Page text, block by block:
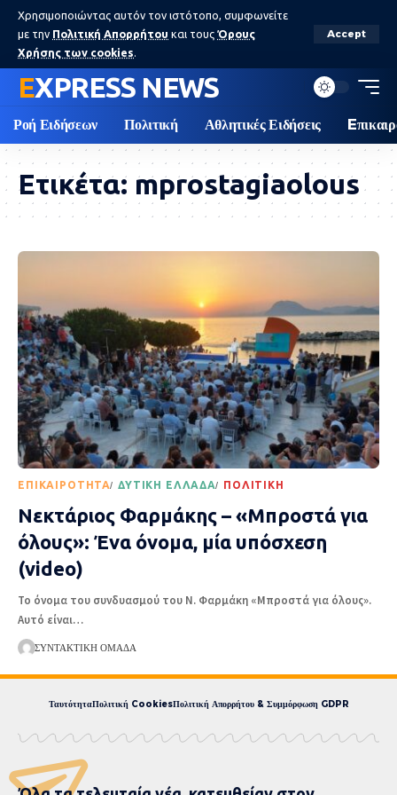
Χρησιμοποιώντας αυτόν τον ιστότοπο, συμφωνείτε
με την Πολιτική Απορρήτου και τους Όρους
Χρήσης των cookies.
Accept
EXPRESS NEWS
Ροή Ειδήσεων Πολιτική Αθλητικές Ειδήσεις
Ετικέτα: mprostagiaolous
EΠΙΚΑΙΡΌΤΗΤΑ ΔΥΤΙΚΉ ΕΛΛΆΔΑ ΠΟΛΙΤΙΚΉ
Νεκτάριος Φαρμάκης – «Μπροστά για
όλους»: Ένα όνομα, μία υπόσχεση
(video)
Το όνομα του συνδυασμού του Ν. Φαρμάκη «Μπροστά για όλους».
Αυτό είναι…
ΣΥΝΤΑΚΤΙΚΉ ΟΜΆΔΑ
ΤαυτότηταΠολιτική CookiesΠολιτική Απορρήτου & Συμμόρφωση GDPR